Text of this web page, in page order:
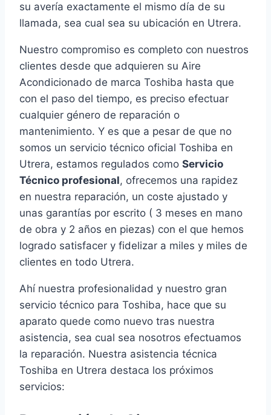
su avería exactamente el mismo día de su
llamada, sea cual sea su ubicación en Utrera.
Nuestro compromiso es completo con nuestros
clientes desde que adquieren su Aire
Acondicionado de marca Toshiba hasta que
con el paso del tiempo, es preciso efectuar
cualquier género de reparación o
mantenimiento. Y es que a pesar de que no
somos un servicio técnico oficial Toshiba en
Utrera, estamos regulados como Servicio
Técnico profesional, ofrecemos una rapidez
en nuestra reparación, un coste ajustado y
unas garantías por escrito ( 3 meses en mano
de obra y 2 años en piezas) con el que hemos
logrado satisfacer y fidelizar a miles y miles de
clientes en todo Utrera.
Ahí nuestra profesionalidad y nuestro gran
servicio técnico para Toshiba, hace que su
aparato quede como nuevo tras nuestra
asistencia, sea cual sea nosotros efectuamos
la reparación. Nuestra asistencia técnica
Toshiba en Utrera destaca los próximos
servicios: